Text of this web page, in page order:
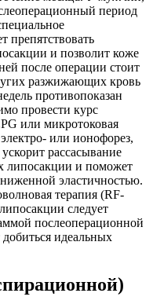
период
препятствовать
и позволит коже
после операции стоит
разжижающих кровь
противопоказан
провести курс
или микротоковая
или ионофорез,
рассасывание
липосакции и поможет
эластичностью.
терапия (RF-
следует
послеоперационной
идеальных